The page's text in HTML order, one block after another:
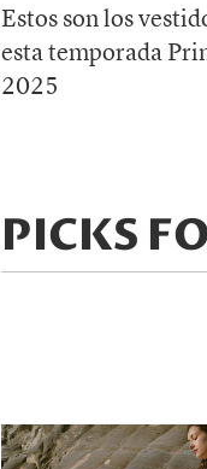
Estos son los
esta temporada
2025
PICKS